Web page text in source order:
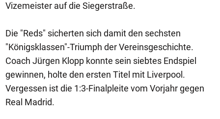
Vizemeister auf die Siegerstraße.
Die "Reds" sicherten sich damit den sechsten
"Königsklassen"-Triumph der Vereinsgeschichte.
Coach Jürgen Klopp konnte sein siebtes Endspiel
gewinnen, holte den ersten Titel mit Liverpool.
Vergessen ist die 1:3-Finalpleite vom Vorjahr gegen
Real Madrid.